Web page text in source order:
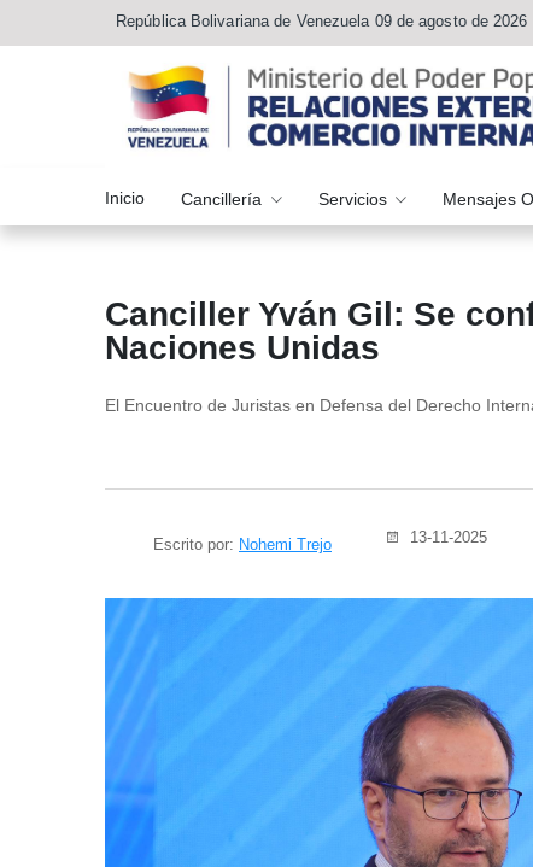
República Bolivariana de Venezuela 09 de agosto de 2026
Inicio Cancillería Servicios Mensajes
Canciller Yván Gil: Se
Naciones Unidas
El Encuentro de Juristas en Defensa del Derecho
Escrito por: Nohemi Trejo 13-11-2025